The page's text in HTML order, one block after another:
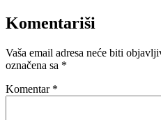
Komentariši
Vaša email adresa neće biti
označena sa *
Komentar *